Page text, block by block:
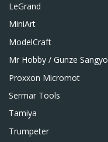
LeGrand
MiniArt
ModelCraft
Mr Hobby / Gunze Sangyo
Proxxon Micromot
Sermar Tools
Tamiya
Trumpeter